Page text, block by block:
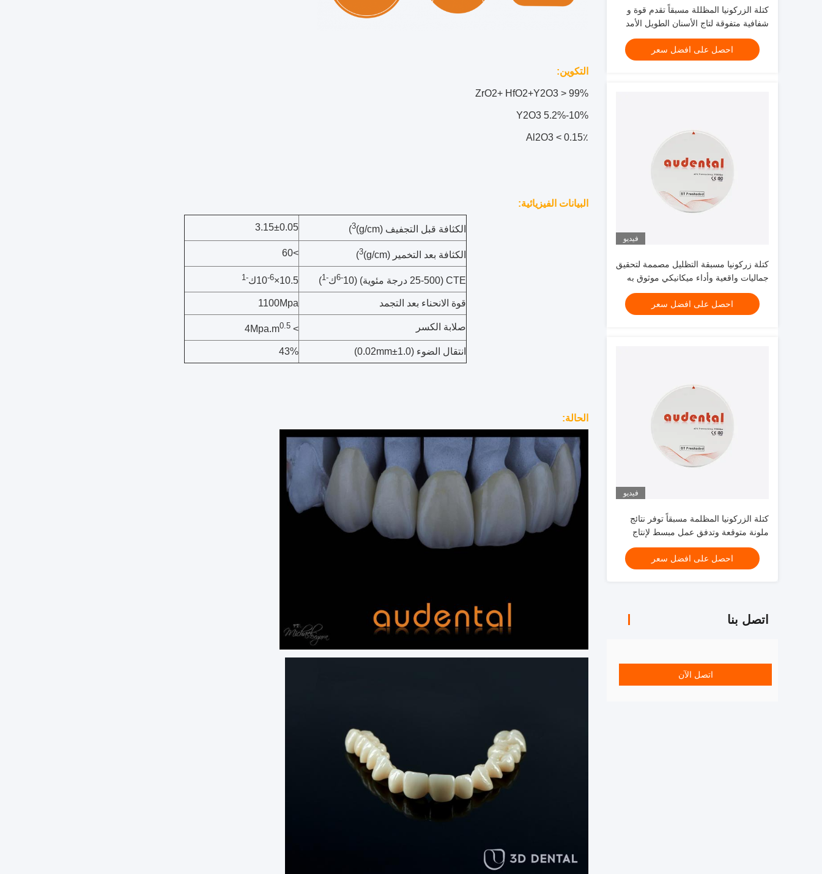
كتلة الزركونيا المظللة مسبقاً تقدم قوة و
شفافية متفوقة لتاج الأسنان الطويل الأمد
الجسور والقشرة
احصل على افضل سعر
فيديو
كتلة زركونيا مسبقة التظليل مصممة لتحقيق
جماليات واقعية وأداء ميكانيكي موثوق به
في ترميمات الأسنان
احصل على افضل سعر
فيديو
كتلة الزركونيا المظلمة مسبقاً توفر نتائج
ملونة متوقعة وتدفق عمل مبسط لإنتاج
استعادة الأسنان
احصل على افضل سعر
اتصل بنا
اتصل الآن
التكوين:
ZrO2+ HfO2+Y2O3 > 99%
Y2O3 5.2%-10%
Al2O3 < 0.15٪
البيانات الفيزيائية:
الكثافة قبل التجفيف (g/cm) 3
)
3.15±0.05
الكثافة بعد التخمير (g/cm) 3
)
>60
CTE (25-500 درجة مئوية) (10 -6 ك-1
)
10.5×10
-6 ك-1
قوة الانحناء بعد التجمد 1100Mpa
صلابة الكسر > 4Mpa.m
0.5
انتقال الضوء (1.0±0.02mm) 43%
الحالة: